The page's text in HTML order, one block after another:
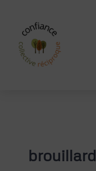
brouillard